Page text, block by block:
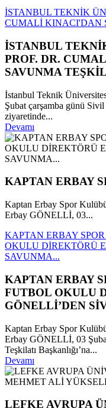
İSTANBUL TEKNİK
CUMALİ KINACI'DAN
İSTANBUL
PROF. DR.
SAVUNMA
İstanbul Teknik
Şubat çarşamba günü Sivil
ziyaretinde...
Devamı
KAPTAN ERBAY
Kaptan Erbay Spor
Erbay GÖNELLİ, 03...
KAPTAN ERBAY
OKULU DİREKTÖRÜ
SAVUNMA...
KAPTAN ERBAY
FUTBOL OKULU
GÖNELLİ’DEN
Kaptan Erbay Spor
Erbay GÖNELLİ, 03
Teşkilatı Başkanlığı’na...
Devamı
LEFKE AVRUPA